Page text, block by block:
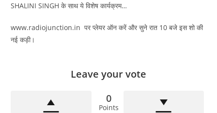
SHALINI SINGH के साथ ये विशेष कार्यक्रम…
www.radiojunction.in पर प्लेयर ऑन करें और सुने रात 10 बजे इस शो की
नई कड़ी।
Leave your vote
0
Points